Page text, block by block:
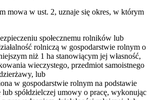
mowa w ust. 2, uznaje się okres, w którym
społecznemu rolników lub
rolniczą w gospodarstwie rolnym o
niż 1 ha stanowiącym jej własność,
wieczystego, przedmiot samoistnego
lub
w gospodarstwie rolnym na podstawie
spółdzielczej umowy o pracę, wykonując